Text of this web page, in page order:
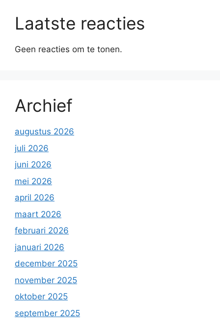
Laatste reacties
Geen reacties om te tonen.
Archief
augustus 2026
juli 2026
juni 2026
mei 2026
april 2026
maart 2026
februari 2026
januari 2026
december 2025
november 2025
oktober 2025
september 2025